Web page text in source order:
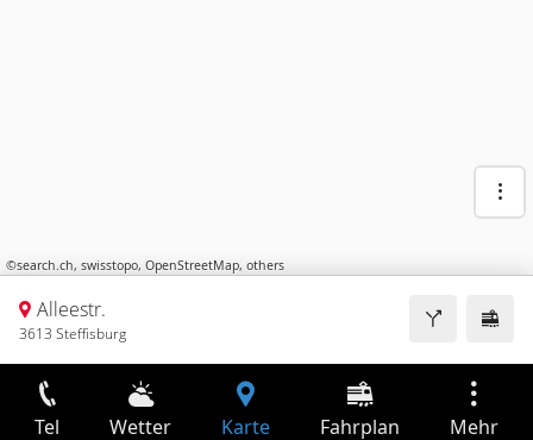
©search.ch, swisstopo, OpenStreetMap, others
Alleestr.
3613 Steffisburg
Tel Wetter Karte Fahrplan Mehr